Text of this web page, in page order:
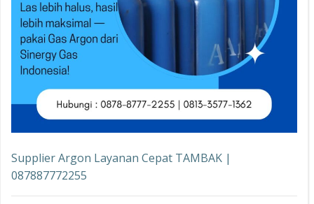
Supplier Argon Layanan Cepat TAMBAK |
087887772255